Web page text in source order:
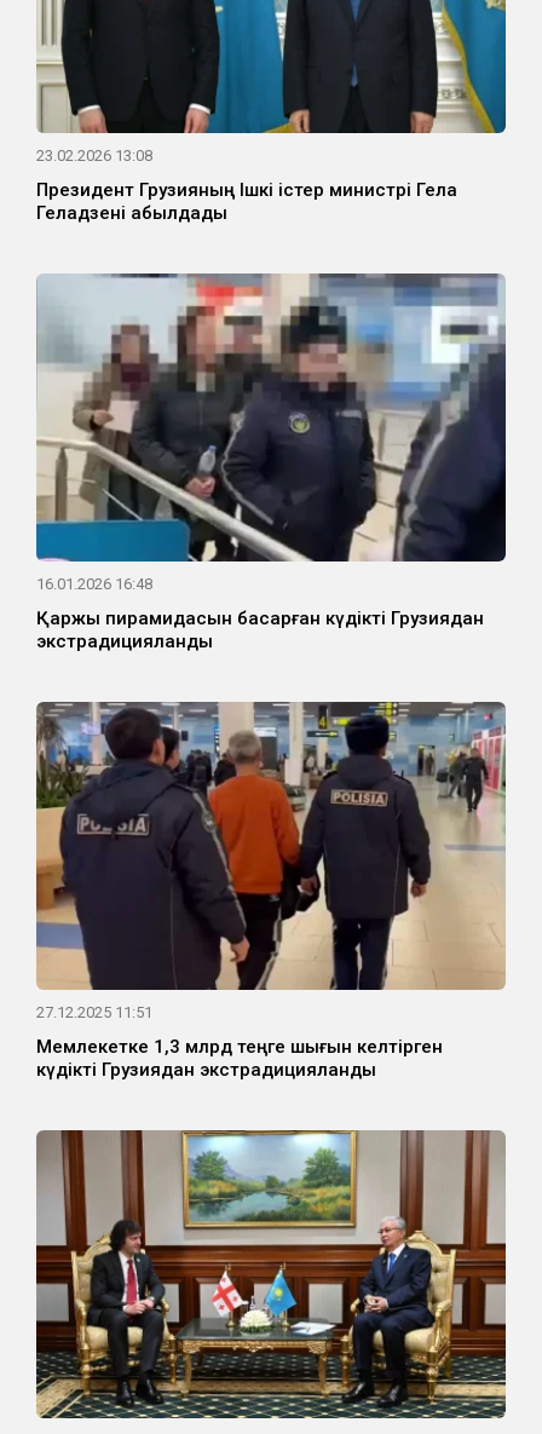
23.02.2026 13:08
Президент Грузияның Ішкі істер министрі Гела
Геладзені қабылдады
16.01.2026 16:48
Қаржы пирамидасын басқарған күдікті Грузиядан
экстрадицияланды
27.12.2025 11:51
Мемлекетке 1,3 млрд теңге шығын келтірген
күдікті Грузиядан экстрадицияланды